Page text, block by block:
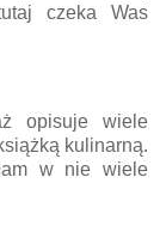
czeka Was
opisuje wiele
kulinarną.
w nie wiele